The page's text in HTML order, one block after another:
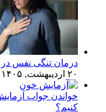
درمان تنگی نفس در
۲۰ اردیبهشت, ۱۴۰۵
خواندن جواب
کنیم؟